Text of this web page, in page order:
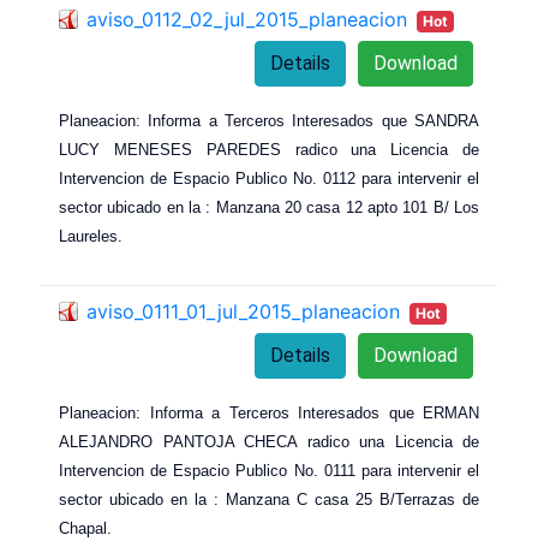
aviso_0112_02_jul_2015_planeacion Hot
Download
Details
Planeacion: Informa a Terceros Interesados que SANDRA
LUCY MENESES PAREDES radico una Licencia de
Intervencion de Espacio Publico No. 0112 para intervenir el
sector ubicado en la : Manzana 20 casa 12 apto 101 B/ Los
Laureles.
aviso_0111_01_jul_2015_planeacion Hot
Download
Details
Planeacion: Informa a Terceros Interesados que ERMAN
ALEJANDRO PANTOJA CHECA radico una Licencia de
Intervencion de Espacio Publico No. 0111 para intervenir el
sector ubicado en la : Manzana C casa 25 B/Terrazas de
Chapal.